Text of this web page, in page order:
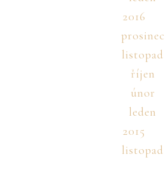
2016
prosinec
listopad
říjen
únor
leden
2015
listopad